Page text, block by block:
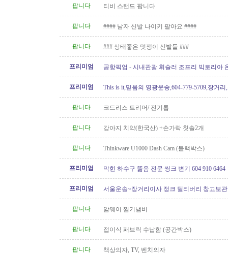
팝니다 티비 스탠드 팝니다
팝니다 #### 남자 신발 나이키 팔아요 ####
팝니다 ### 상태좋은 멋쟁이 신발들 ###
프리미엄
공항픽업 - 시내관광 휘슬러 조프리 빅토리아
프리미엄
This is it,믿음의 영광운송,604-779-5709,장거리
팝니다 코드리스 트리머/ 전기톱
팝니다 강아지 치약(한국산) +손가락 칫솔2개
팝니다 Thinkware U1000 Dash Cam (블랙박스)
프리미엄 막힌 하수구 뚫음 전문 씽크 변기 604 910 6464
프리미엄
서울운송~장거리이사 정크 딜리버리 창고보관
팝니다
암웨이 찜기냄비
팝니다 접이식 패브릭 수납함 (공간박스)
팝니다 책상의자, TV, 벤치의자